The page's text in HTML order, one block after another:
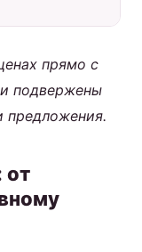
прямо с
и подвержены
предложения.
от